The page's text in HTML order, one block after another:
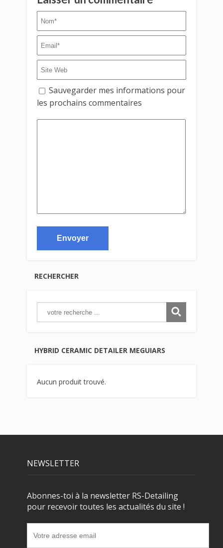
Sauvegarder mes informations pour
les prochains commentaires
RECHERCHER
HYBRID CERAMIC DETAILER MEGUIARS
Aucun produit trouvé.
NEWSLETTER
Abonnes-toi à la newsletter RS-Detailing
pour recevoir toutes les actualités du site !